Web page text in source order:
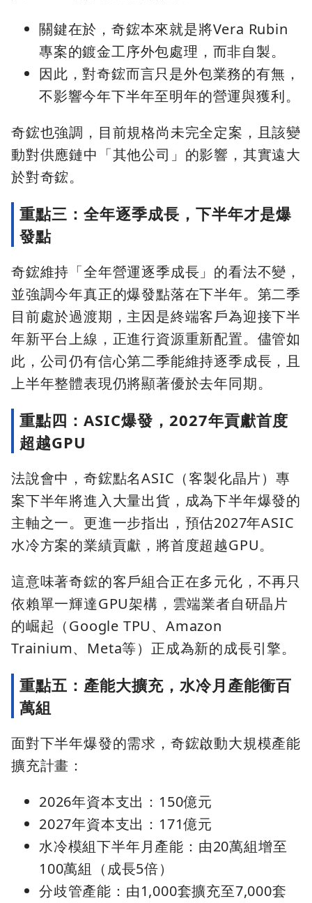
關鍵在於，奇鋐本來就是將Vera Rubin
專案的鍍金工序外包處理，而非自製。
因此，對奇鋐而言只是外包業務的有無，
不影響今年下半年至明年的營運與獲利。
奇鋐也強調，目前規格尚未完全定案，且該變
動對供應鏈中「其他公司」的影響，其實遠大
於對奇鋐。
重點三：全年逐季成長，下半年才是爆
發點
奇鋐維持「全年營運逐季成長」的看法不變，
並強調今年真正的爆發點落在下半年。第二季
目前處於過渡期，主因是終端客戶為迎接下半
年新平台上線，正進行資源重新配置。儘管如
此，公司仍有信心第二季能維持逐季成長，且
上半年整體表現仍將顯著優於去年同期。
重點四：ASIC爆發，2027年貢獻首度
超越GPU
法說會中，奇鋐點名ASIC（客製化晶片）專
案下半年將進入大量出貨，成為下半年爆發的
主軸之一。更進一步指出，預估2027年ASIC
水冷方案的業績貢獻，將首度超越GPU。
這意味著奇鋐的客戶組合正在多元化，不再只
依賴單一輝達GPU架構，雲端業者自研晶片
的崛起（Google TPU、Amazon
Trainium、Meta等）正成為新的成長引擎。
重點五：產能大擴充，水冷月產能衝百
萬組
面對下半年爆發的需求，奇鋐啟動大規模產能
擴充計畫：
2026年資本支出：150億元
2027年資本支出：171億元
水冷模組下半年月產能：由20萬組增至
100萬組（成長5倍）
分歧管產能：由1,000套擴充至7,000套